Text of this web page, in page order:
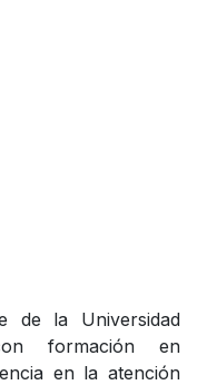
de la Universidad
formación en
en la atención